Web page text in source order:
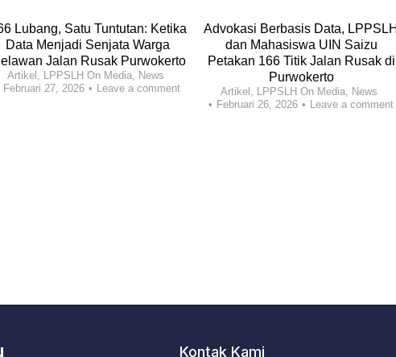
Lubang, Satu Tuntutan: Ketika
Data Menjadi Senjata Warga
Jalan Rusak Purwokerto
Artikel , LPPSLH On Media, News
Februari 27, 2026
Leave a comment
Advokasi Berbasis Data, LPPSLH
dan Mahasiswa UIN Saizu
Petakan 166 Titik Jalan Rusak di
Purwokerto
Artikel , LPPSLH On Media, News
Februari 26, 2026
Leave a comment
Kontak Kami